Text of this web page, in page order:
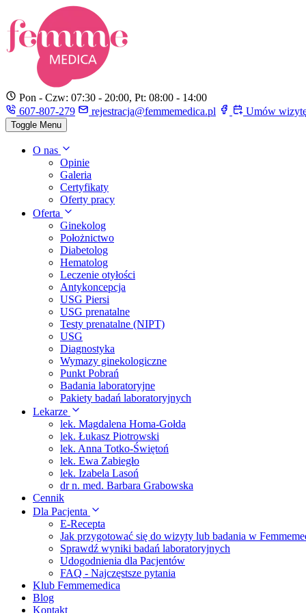
Pon - Czw: 07:30 - 20:00, Pt: 08:00 - 14:00
607-807-279
rejestracja@femmemedica.pl Umów
Toggle Menu
O nas
Opinie
Galeria
Certyfikaty
Oferty pracy
Oferta
Ginekolog
Położnictwo
Diabetolog
Hematolog
Leczenie otyłości
Antykoncepcja
USG Piersi
USG prenatalne
Testy prenatalne (NIPT)
USG
Diagnostyka
Wymazy ginekologiczne
Punkt Pobrań
Badania laboratoryjne
Pakiety badań laboratoryjnych
Lekarze
lek. Magdalena Homa-Gołda
lek. Łukasz Piotrowski
lek. Anna Totko-Świętoń
lek. Ewa Zabiegło
lek. Izabela Lasoń
dr n. med. Barbara Grabowska
Cennik
Dla Pacjenta
E-Recepta
Jak przygotować się do wizyty lub badania w
Sprawdź wyniki badań laboratoryjnych
Udogodnienia dla Pacjentów
FAQ - Najczęstsze pytania
Klub Femmemedica
Blog
Kontakt